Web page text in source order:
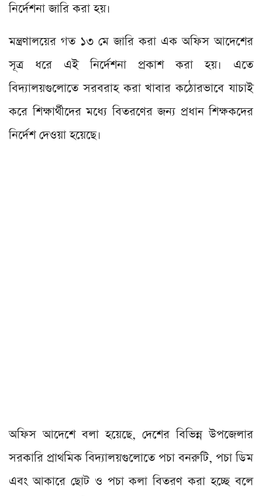
নির্দেশনা জারি করা হয়।
মন্ত্রণালয়ের গত ১৩ মে জারি করা এক অফিস আদেশের
সূত্র ধরে এই নির্দেশনা প্রকাশ করা হয়। এতে
বিদ্যালয়গুলোতে সরবরাহ করা খাবার কঠোরভাবে যাচাই
করে শিক্ষার্থীদের মধ্যে বিতরণের জন্য প্রধান শিক্ষকদের
নির্দেশ দেওয়া হয়েছে।
অফিস আদেশে বলা হয়েছে, দেশের বিভিন্ন উপজেলার
সরকারি প্রাথমিক বিদ্যালয়গুলোতে পচা বনরুটি, পচা ডিম
এবং আকারে ছোট ও পচা কলা বিতরণ করা হচ্ছে বলে